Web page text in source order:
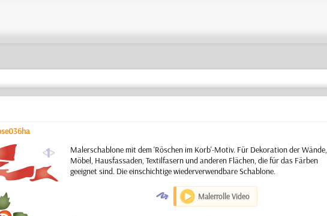
a
Malerschablone mit dem 'Röschen im Korb'-Motiv. Für Dekoration der Wände,
Möbel, Hausfassaden, Textilfasern und anderen Flächen, die für das Färben
geeignet sind. Die einschichtige wiederverwendbare Schablone.
O Malerrolle Video